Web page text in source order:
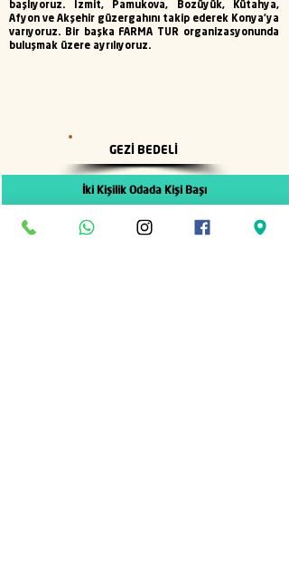
başlıyoruz. İzmit, Pamukova, Bozüyük, Kütahya,
Afyon ve Akşehir güzergahını takip ederek Konya’ya
varıyoruz. Bir başka FARMA TUR organizasyonunda
buluşmak üzere ayrılıyoruz.
GEZİ BEDELİ
İki Kişilik Odada Kişi Başı
12000 ₺ Kredi Kartına 5 Taksit